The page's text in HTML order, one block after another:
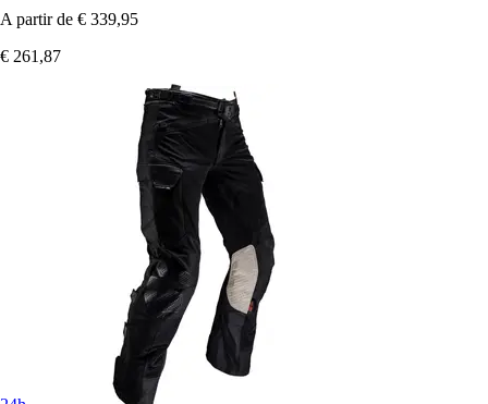
A partir de € 339,95
€ 261,87